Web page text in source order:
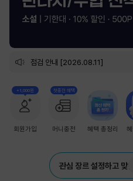
점검 안내 [2026.08.11]
+1,000원
회원가입
첫충전 혜택
머니충전 혜택 총정리
관심 장르 설정하고 맞